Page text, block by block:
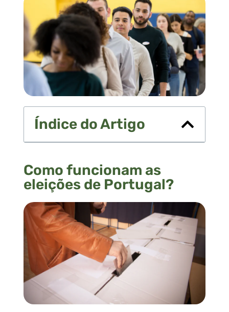
Índice do Artigo
Como funcionam as
eleições de Portugal?